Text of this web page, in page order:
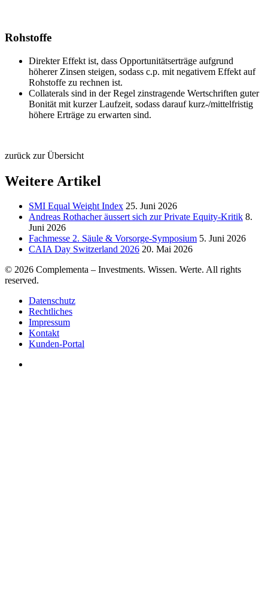
Rohstoffe
Direkter Effekt ist, dass Opportunitätserträge aufgrund
höherer Zinsen steigen, sodass c.p. mit negativem Effekt auf
Rohstoffe zu rechnen ist.
Collaterals sind in der Regel zinstragende Wertschriften guter
Bonität mit kurzer Laufzeit, sodass darauf kurz-/mittelfristig
höhere Erträge zu erwarten sind.
zurück zur Übersicht
Weitere Artikel
SMI Equal Weight Index 25. Juni 2026
Andreas Rothacher äussert sich zur Private Equity-Kritik 8.
Juni 2026
Fachmesse 2. Säule & Vorsorge-Symposium 5. Juni 2026
CAIA Day Switzerland 2026 20. Mai 2026
© 2026 Complementa – Investments. Wissen. Werte. All rights
reserved.
Datenschutz
Rechtliches
Impressum
Kontakt
Kunden-Portal